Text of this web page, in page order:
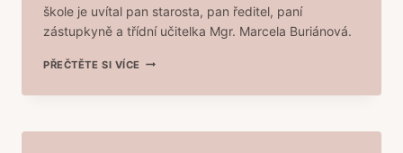
škole je uvítal pan starosta, pan ředitel, paní
zástupkyně a třídní učitelka Mgr. Marcela Buriánová.
PŘEČTĚTE SI VÍCEPRVNÍ